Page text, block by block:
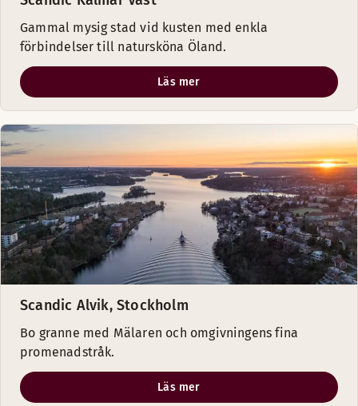
Gammal mysig stad vid kusten med enkla
förbindelser till natursköna Öland.
Läs mer
Scandic Alvik, Stockholm
Bo granne med Mälaren och omgivningens fina
promenadstråk.
Läs mer